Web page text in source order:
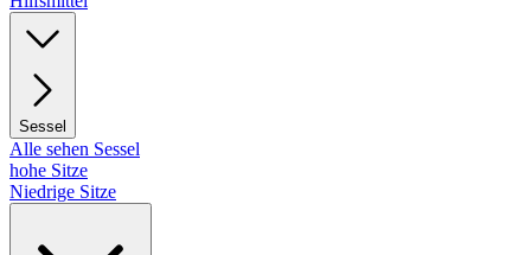
Sessel
Alle sehen Sessel
hohe Sitze
Niedrige Sitze